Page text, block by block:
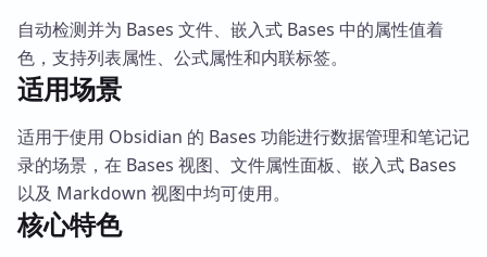
自动检测并为 Bases 文件、嵌入式 Bases 中的属性值着
色，支持列表属性、公式属性和内联标签。
适用场景
适用于使用 Obsidian 的 Bases 功能进行数据管理和笔记记
录的场景，在 Bases 视图、文件属性面板、嵌入式 Bases
以及 Markdown 视图中均可使用。
核心特色